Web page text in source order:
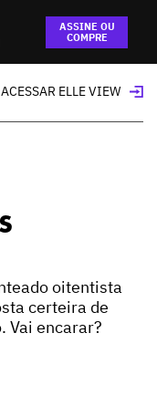
ASSINE OU
COMPRE
ACESSAR ELLE VIEW
oitentista
certeira de
Vai encarar?